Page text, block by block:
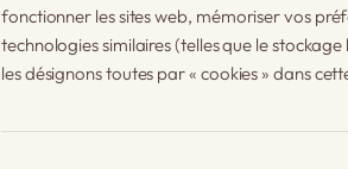
fonctionner les sites web, mémoriser vos
technologies similaires (telles que le
les désignons toutes par « cookies » dans